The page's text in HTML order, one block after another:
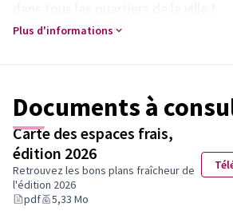
Un espace frais, c’est un lieu qui…
Connaissez-vous un ou plusieurs
Lausanne ? Où avez-vous
retrouver dans votre quartier
de chaleur ?
Proposezun espace frais !
protéger les personnes les plus
Plus d'informations
Documents à
Carte des espaces frais,
édition 2026
Retrouvez les bons plans fraîcheur de
l'édition 2026
pdf
5,33 Mo